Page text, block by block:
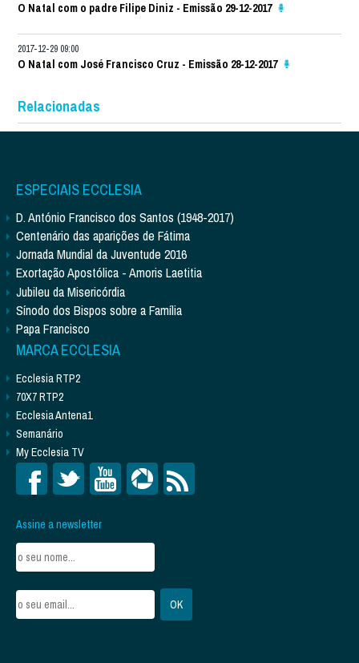
O Natal com o padre Filipe Diniz - Emissão 29-12-2017
2017-12-29 09:00
O Natal com José Francisco Cruz - Emissão 28-12-2017
Relacionadas
ESPECIAIS ECCLESIA
D. António Francisco dos Santos (1948-2017)
Centenário das aparições de Fátima
Jornada Mundial da Juventude 2016
Exortação Apostólica - Amoris Laetitia
Jubileu da Misericórdia
Sínodo dos Bispos sobre a Família
Papa Francisco
MARCA ECCLESIA
Ecclesia RTP2
70X7 RTP2
Ecclesia Antena1
Semanário
My Ecclesia TV
Assine a newsletter